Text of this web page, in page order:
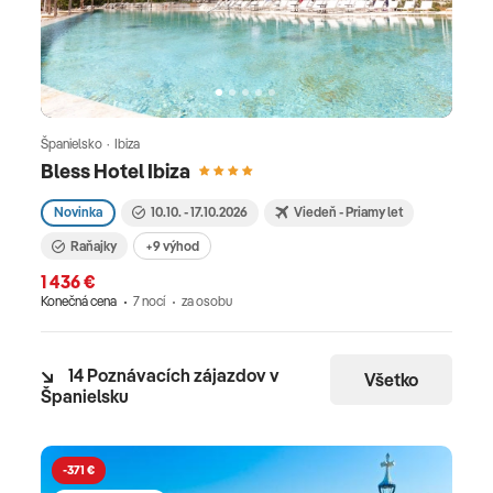
Bless Hotel Ibiza
Španielsko · Ibiza
Novinka 10.10. - 17.10.2026 Viedeň - Priamy let
Raňajky +9 výhod
1 436 €
Konečná cena 7 nocí za osobu
14 Poznávacích zájazdov v
Španielsku
Všetko
-371 €